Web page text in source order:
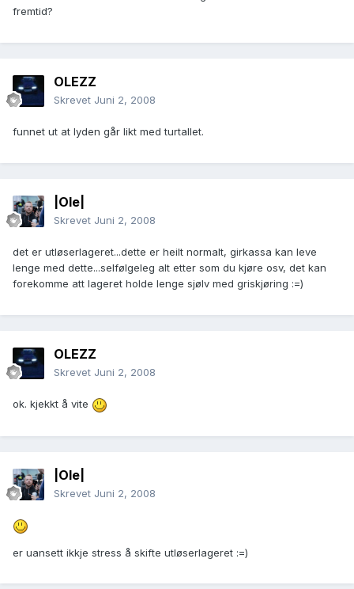
fremtid?
OLEZZ
Skrevet Juni 2, 2008
funnet ut at lyden går likt med turtallet.
|Ole|
Skrevet Juni 2, 2008
det er utløserlageret...dette er heilt normalt, girkassa kan leve
lenge med dette...selfølgeleg alt etter som du kjøre osv, det kan
forekomme att lageret holde lenge sjølv med griskjøring :=)
OLEZZ
Skrevet Juni 2, 2008
ok. kjekkt å vite
|Ole|
Skrevet Juni 2, 2008
er uansett ikkje stress å skifte utløserlageret :=)